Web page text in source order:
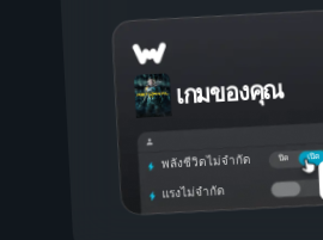
เกมของคุณ
เปิด
ปิด
พลังชีวิตไม่จำกัด
แรงไม่จำกัด